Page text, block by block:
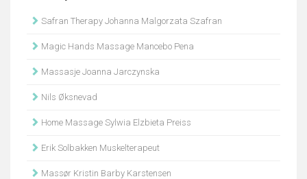
Safran Therapy Johanna Malgorzata Szafran
Magic Hands Massage Mancebo Pena
Massasje Joanna Jarczynska
Nils Øksnevad
Home Massage Sylwia Elzbieta Preiss
Erik Solbakken Muskelterapeut
Massør Kristin Barby Karstensen